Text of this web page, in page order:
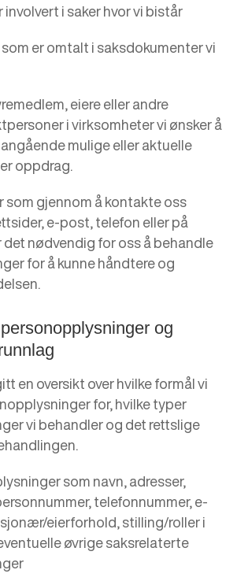
involvert i saker hvor vi bistår
er omtalt i saksdokumenter vi
eiere eller andre
i virksomheter vi ønsker å
mulige eller aktuelle
oppdrag.
gjennom å kontakte oss
e-post, telefon eller på
det nødvendig for oss å behandle
for å kunne håndtere og
og
en oversikt over hvilke formål vi
for, hvilke typer
vi behandler og det rettslige
som navn, adresser,
telefonnummer, e-
eierforhold, stilling/roller i
øvrige saksrelaterte